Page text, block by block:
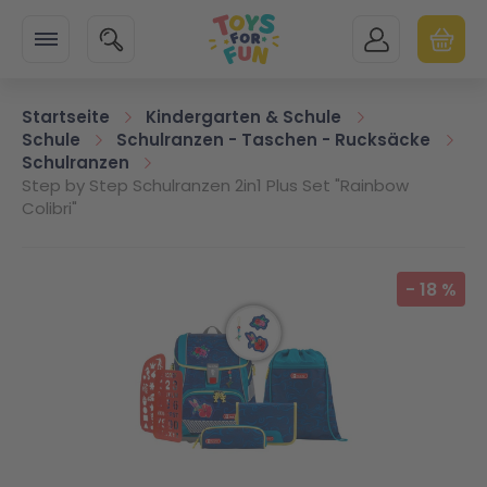
SUCHE MEIN KONTO
Startseite
Kindergarten & Schule
Schule
Schulranzen - Taschen - Rucksäcke
Schulranzen
Step by Step Schulranzen 2in1 Plus Set "Rainbow
Colibri"
- 18 %